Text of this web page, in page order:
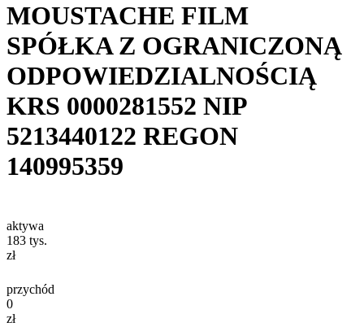
MOUSTACHE FILM
SPÓŁKA Z OGRANICZONĄ
ODPOWIEDZIALNOŚCIĄ
KRS 0000281552 NIP
5213440122 REGON
140995359
aktywa
183 tys.
zł
przychód
0
zł